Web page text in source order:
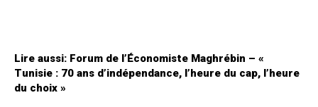
Lire aussi: Forum de l’Économiste Maghrébin – «
Tunisie : 70 ans d’indépendance, l’heure du cap, l’heure
du choix »